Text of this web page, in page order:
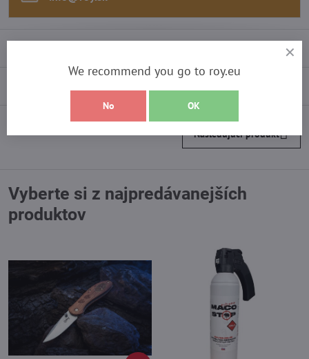
Nasledujúci produkt
Vyberte si z najpredávanejších
produktov
We recommend you go to roy.eu
No OK